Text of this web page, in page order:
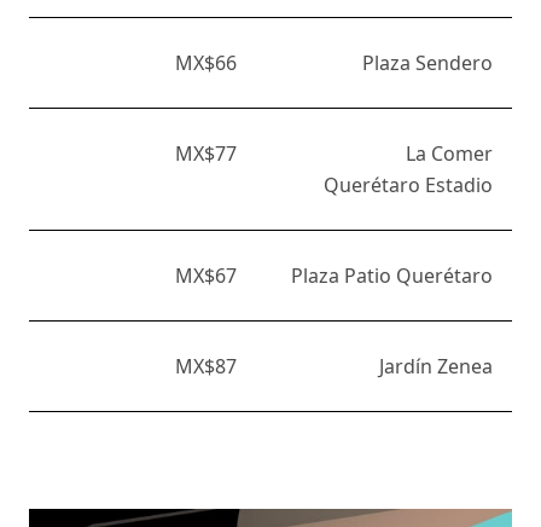
Plaza Sendero
MX$66
La Comer
Querétaro Estadio
MX$77
Plaza Patio Querétaro
MX$67
Jardín Zenea
MX$87